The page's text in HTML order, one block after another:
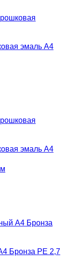
эмаль А4
эмаль А4
Бронза РЕ 2,7